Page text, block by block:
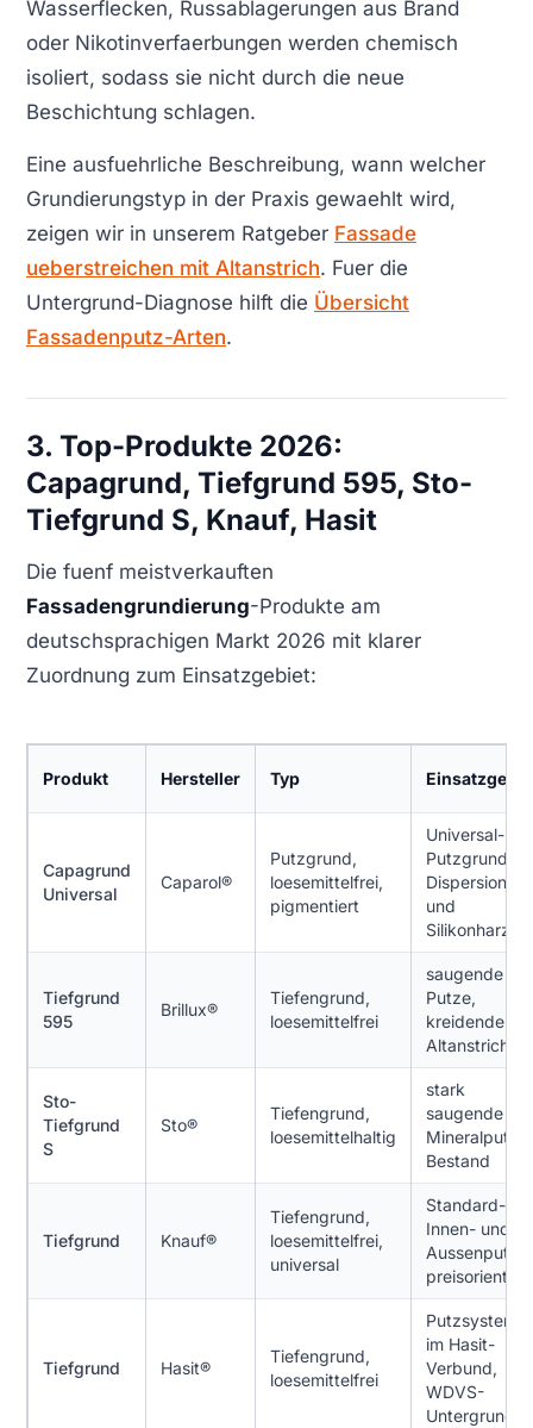
Wasserflecken, Russablagerungen aus Brand
oder Nikotinverfaerbungen werden chemisch
isoliert, sodass sie nicht durch die neue
Beschichtung schlagen.
Eine ausfuehrliche Beschreibung, wann welcher
Grundierungstyp in der Praxis gewaehlt wird,
zeigen wir in unserem Ratgeber Fassade
ueberstreichen mit Altanstrich. Fuer die
Untergrund-Diagnose hilft die Übersicht
Fassadenputz-Arten.
3. Top-Produkte 2026:
Capagrund, Tiefgrund 595, Sto-
Tiefgrund S, Knauf, Hasit
Die fuenf meistverkauften
Fassadengrundierung-Produkte am
deutschsprachigen Markt 2026 mit klarer
Zuordnung zum Einsatzgebiet:
Produkt Hersteller Typ
Capagrund
Universal
Caparol®
Putzgrund,
loesemittelfrei,
pigmentiert
Universal-
Putzgrund
Dispersion
und
Silikonharz
Tiefgrund
595
Brillux®
Tiefengrund,
loesemittelfrei
saugende
Putze,
kreidende
Altanstriche
Sto-
Tiefgrund
S
Sto®
Tiefengrund,
loesemittelhaltig
stark
saugende
Mineralputze,
Bestand
Tiefgrund Knauf®
Tiefengrund,
loesemittelfrei,
universal
Standard-
Innen- und
Aussenputze,
preisorientiert
Tiefgrund Hasit®
Tiefengrund,
loesemittelfrei
Putzsysteme
im Hasit-
Verbund,
WDVS-
Untergrund